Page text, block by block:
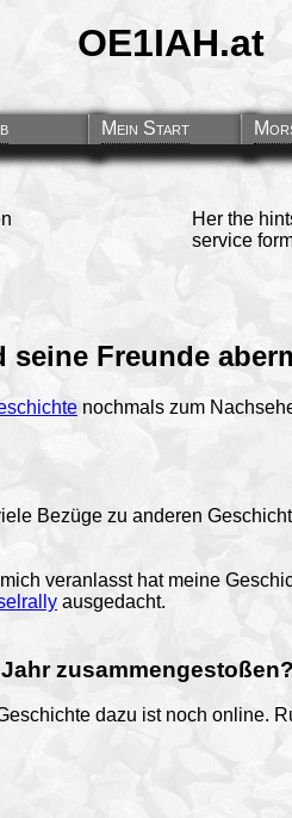
OE1IAH.at
Mein Start
Her the
service
Freunde
nochmals zum
Bezüge zu anderen
veranlasst hat meine
ausgedacht.
zusammengestoßen?
dazu ist noch online.